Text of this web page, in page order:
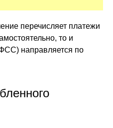
перечисляет платежи
то и
направляется по